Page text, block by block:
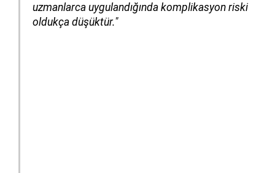
uzmanlarca uygulandığında komplikasyon riski
oldukça düşüktür."